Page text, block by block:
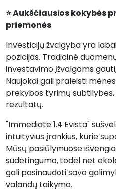
⭐ Aukščiausios kokybės
priemonės
Investicijų žvalgyba yra
pozicijas. Tradicinė
investavimo įžvalgoms
Naujokai gali praleisti
prekybos tyrimų
rezultatų.
"Immediate 1.4 Evista"
intuityvius įrankius, kurie
Mūsų pasiūlymuose
sudėtingumo, todėl net
gali pasinaudoti savo
valandų taikymo.